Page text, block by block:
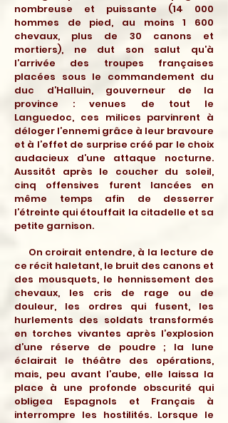
nombreuse et puissante (14 000
hommes de pied, au moins 1 600
chevaux, plus de 30 canons et
mortiers), ne dut son salut qu’à
l’arrivée des troupes françaises
placées sous le commandement du
duc d’Halluin, gouverneur de la
province : venues de tout le
Languedoc, ces milices parvinrent à
déloger l’ennemi grâce à leur bravoure
et à l’effet de surprise créé par le choix
audacieux d’une attaque nocturne.
Aussitôt après le coucher du soleil,
cinq offensives furent lancées en
même temps afin de desserrer
l’étreinte qui étouffait la citadelle et sa
petite garnison.
On croirait entendre, à la lecture de
ce récit haletant, le bruit des canons et
des mousquets, le hennissement des
chevaux, les cris de rage ou de
douleur, les ordres qui fusent, les
hurlements des soldats transformés
en torches vivantes après l’explosion
d’une réserve de poudre ; la lune
éclairait le théâtre des opérations,
mais, peu avant l’aube, elle laissa la
place à une profonde obscurité qui
obligea Espagnols et Français à
interrompre les hostilités. Lorsque le